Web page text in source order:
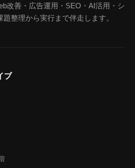
改善・広告運用・SEO・AI活用・シ
整理から実行まで伴走します。
ブ